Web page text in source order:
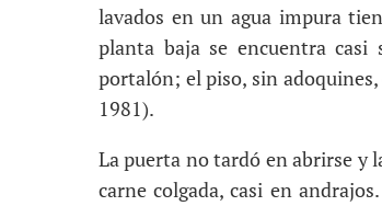
lavados en un agua impura
planta baja se encuentra
portalón; el piso, sin adoquines,
1981).
La puerta no tardó en abrirse y
carne colgada, casi en